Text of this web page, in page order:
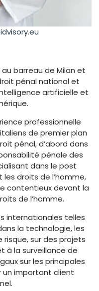
barreau de Milan et
pénal national et
artificielle et
professionnelle
de premier plan
pénal, d’abord dans
pénale des
dans le post
droits de l’homme,
contentieux devant la
de l’homme.
internationales telles
la technologie, les
sur des projets
à la surveillance de
sur les principales
un important client